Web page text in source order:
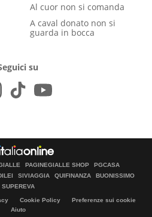
Al cuor non si comanda
A caval donato non si
guarda in bocca
su
PAGINEGIALLE SHOP
PGCASA
SIVIAGGIA QUIFINANZA
BUONISSIMO
SUPEREVA
Cookie Policy
Preferenze sui cookie
Aiuto